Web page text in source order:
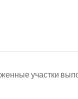
участки